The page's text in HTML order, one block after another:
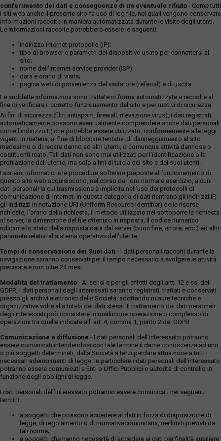
conferimento dei dati e conseguenze di un eventuale rifiuto - Come tutti
i siti web anche il presente sito fa uso di log file, nei quali vengono conservate
informazioni raccolte in maniera automatizzata durante le visite degli utenti.
Le informazioni raccolte potrebbero essere le seguenti:
indirizzo internet protocollo (IP);
tipo di browser e parametri del dispositivo usato per connettersi al
sito;
nome dell'internet service provider (ISP);
data e orario di visita;
pagina web di provenienza del visitatore (referral) e di uscita.
Le suddette informazioni sono trattate in forma automatizzata e raccolte al
fine di verificare il corretto funzionamento del sito e per motivi di sicurezza.
Ai fini di sicurezza (filtri antispam, firewall, rilevazione virus), i dati registrati
automaticamente possono eventualmente comprendere anche dati personali
come l'indirizzo IP, che potrebbe essere utilizzato, conformemente alle leggi
vigenti in materia, al fine di bloccare tentativi di danneggiamento al sito
medesimo o di recare danno ad altri utenti, o comunque attività dannose o
costituenti reato. Tali dati non sono mai utilizzati per l'identificazione o la
profilazione dell'utente, ma solo a fini di tutela del sito e dei suoi utenti.
I sistemi informatici e le procedure software preposte al funzionamento di
questo sito web acquisiscono, nel corso del loro normale esercizio, alcuni
dati personali la cui trasmissione è implicita nell'uso dei protocolli di
comunicazione di Internet. In questa categoria di dati rientrano gli indirizzi IP,
gli indirizzi in notazione URI (Uniform Resource Identifier) delle risorse
richieste, l'orario della richiesta, il metodo utilizzato nel sottoporre la richiesta
al server, la dimensione del file ottenuto in risposta, il codice numerico
ndicante lo stato della risposta data dal server (buon fine, errore, ecc.) ed altri
parametri relativi al sistema operativo dell'utente.
Tempi di conservazione dei Suoi dati - I dati personali raccolti durante la
navigazione saranno conservati per il tempo necessario a svolgere le attività
precisate e non oltre 24 mesi.
Modalità del trattamento - Ai sensi e per gli effetti degli artt. 12 e ss. del
GDPR, i dati personali degli interessati saranno registrati, trattati e conservati
presso gli archivi elettronici delle Società, adottando misure tecniche e
organizzative volte alla tutela dei dati stessi. Il trattamento dei dati personali
degli interessati può consistere in qualunque operazione o complesso di
operazioni tra quelle indicate all' art. 4, comma 1, punto 2 del GDPR.
Comunicazione e diffusione - I dati personali dell’interessato potranno
essere comunicati,intendendosi con tale termine il darne conoscenza ad uno
o più soggetti determinati, dalla Società a terzi perdare attuazione a tutti i
necessari adempimenti di legge. In particolare i dati personali dell’interessato
potranno essere comunicati a Enti o Uffici Pubblici o autorità di controllo in
funzione degli obblighi di legge.
I dati personali dell’interessato potranno essere comunicati nei seguenti
termini:
a soggetti che possono accedere ai dati in forza di disposizione di
legge, di regolamento o di normativacomunitaria, nei limiti previsti da
tali norme;
a soggetti che hanno necessità di accedere ai dati per finalità ausiliare